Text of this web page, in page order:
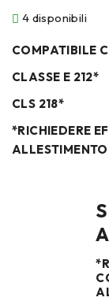
4 disponibili
COMPATIBILE
CLASSE E 212*
CLS 218*
*RICHIEDERE
ALLESTIMENTO